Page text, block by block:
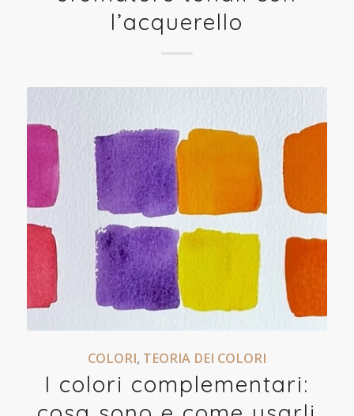
l’acquerello
COLORI, TEORIA DEI COLORI
I colori complementari: